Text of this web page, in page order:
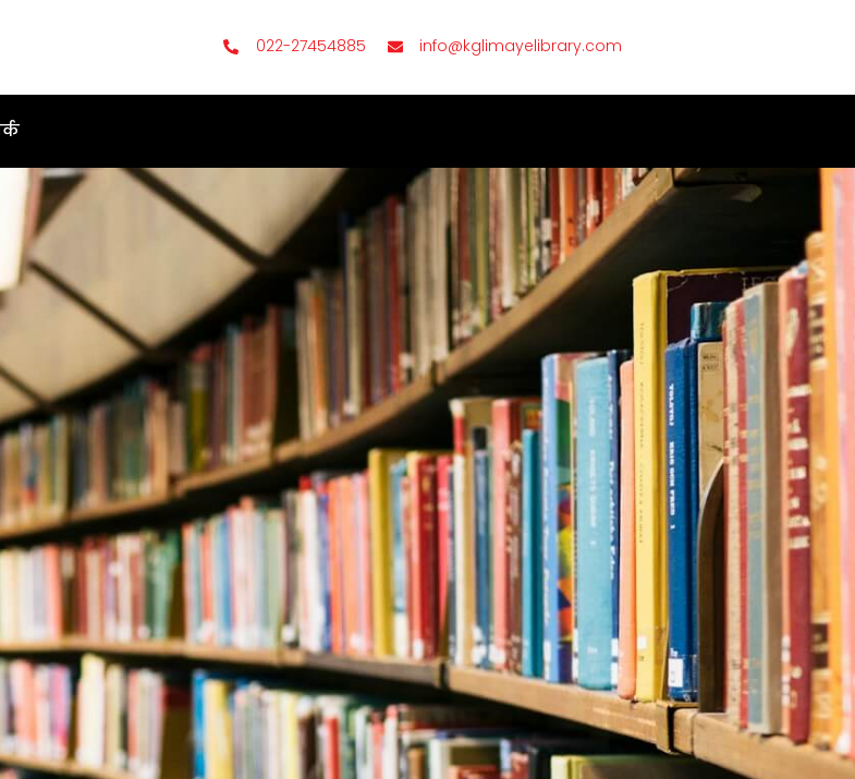
022-27454885 info@kglimayelibrary.com